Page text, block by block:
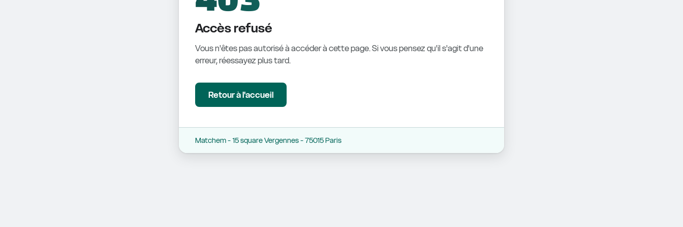
Accès refusé
Vous n'êtes pas autorisé à accéder à cette page. Si vous pensez qu'il s'agit d'une
erreur, réessayez plus tard.
Retour à l'accueil
Matchem - 15 square Vergennes - 75015 Paris